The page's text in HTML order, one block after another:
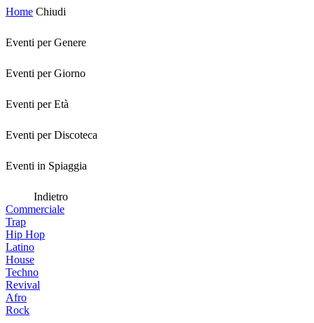
Home Chiudi
Eventi per Genere
Eventi per Giorno
Eventi per Età
Eventi per Discoteca
Eventi in Spiaggia
Indietro
Commerciale
Trap
Hip Hop
Latino
House
Techno
Revival
Afro
Rock